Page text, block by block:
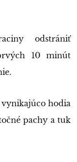
odstrániť
10 minút
vynikajúco hodia
pachy a tuk